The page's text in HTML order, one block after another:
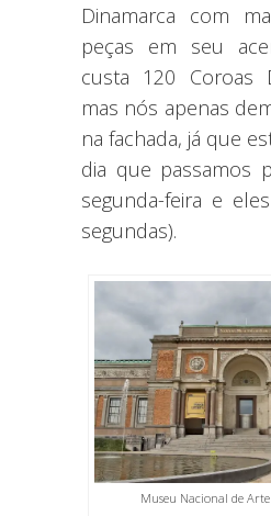
Dinamarca com
peças em seu
custa 120 Coroas
mas nós apenas
na fachada, já que
dia que passamos
segunda-feira e
segundas).
Museu Nacional de